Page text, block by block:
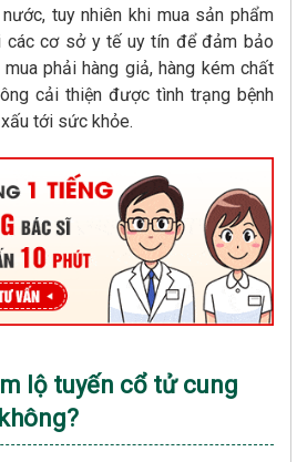
tuy nhiên khi mua sản phẩm
các cơ sở y tế uy tín để đảm bảo
phải hàng giả, hàng kém chất
cải thiện được tình trạng bệnh
tới sức khỏe.
lộ tuyến cổ tử cung